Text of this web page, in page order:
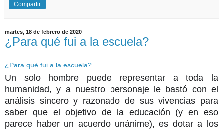
Compartir
martes, 18 de febrero de 2020
¿Para qué fui a la escuela?
¿Para qué fui a la escuela?
Un solo hombre puede representar a toda la
humanidad, y a nuestro personaje le bastó con el
análisis sincero y razonado de sus vivencias para
saber que el objetivo de la educación (y en eso
parece haber un acuerdo unánime), es dotar a los